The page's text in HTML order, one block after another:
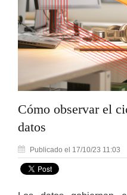
Cómo observar el
datos
Publicado el 17/10/23 11:03